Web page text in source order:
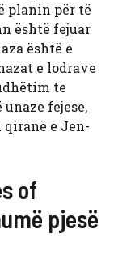
planin për të
është fejuar
është e
e lodrave
te
fejese,
e Jen-
of
pjesë